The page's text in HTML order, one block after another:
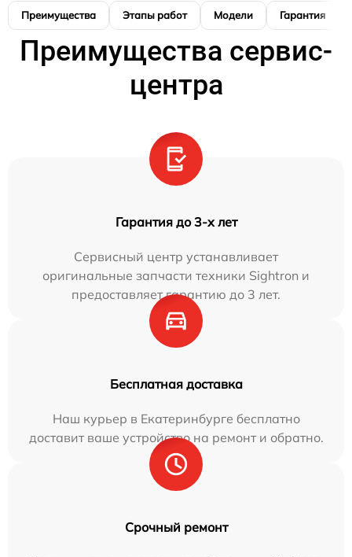
Преимущества Этапы работ Модели Гарантия
Преимущества сервис-
центра
Гарантия до 3-х лет
Сервисный центр устанавливает
оригинальные запчасти техники Sightron и
предоставляет гарантию до 3 лет.
Бесплатная доставка
Наш курьер в Екатеринбурге бесплатно
доставит ваше устройство на ремонт и обратно.
Срочный ремонт